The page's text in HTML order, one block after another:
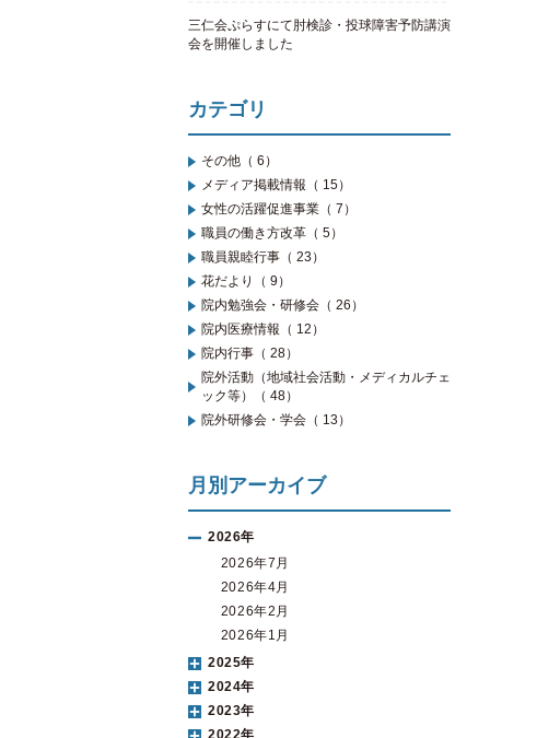
三仁会ぷらすにて肘検診・投球障害予防講演
会を開催しました
カテゴリ
その他（ 6）
メディア掲載情報（ 15）
女性の活躍促進事業（ 7）
職員の働き方改革（ 5）
職員親睦行事（ 23）
花だより（ 9）
院内勉強会・研修会（ 26）
院内医療情報（ 12）
院内行事（ 28）
院外活動（地域社会活動・メディカルチェ
ック等）（ 48）
院外研修会・学会（ 13）
月別アーカイブ
2026年
2026年7月
2026年4月
2026年2月
2026年1月
2025年
2024年
2023年